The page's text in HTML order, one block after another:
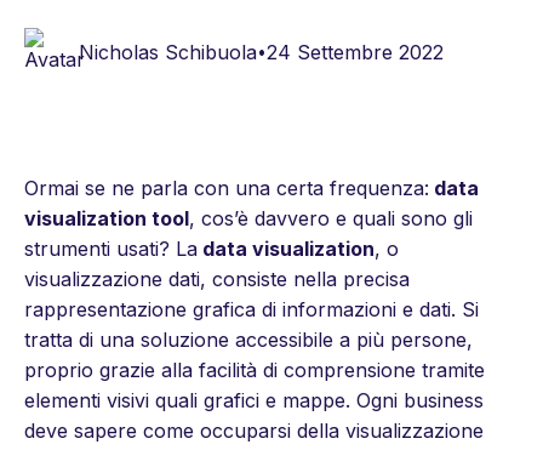
Nicholas Schibuola•24 Settembre 2022
Ormai se ne parla con una certa frequenza: data
visualization tool, cos’è davvero e quali sono gli
strumenti usati? La data visualization, o
visualizzazione dati, consiste nella precisa
rappresentazione grafica di informazioni e dati. Si
tratta di una soluzione accessibile a più persone,
proprio grazie alla facilità di comprensione tramite
elementi visivi quali grafici e mappe. Ogni business
deve sapere come occuparsi della visualizzazione